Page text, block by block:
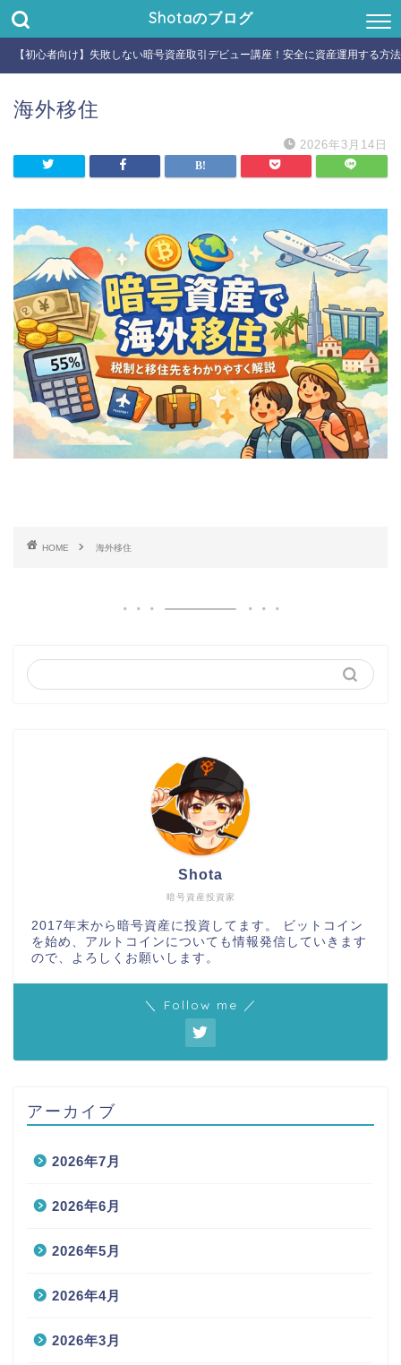
Shotaのブログ
【初心者向け】失敗しない暗号資産取引デビュー講座！安全に資産運用する方
海外移住
2026年3月14日
HOME 海外移住
暗号資産投資家
Shota
2017年末から暗号資産に投資してます。 ビットコイン
を始め、アルトコインについても情報発信していきます
ので、よろしくお願いします。
＼ Follow me ／
アーカイブ
2026年7月
2026年6月
2026年5月
2026年4月
2026年3月